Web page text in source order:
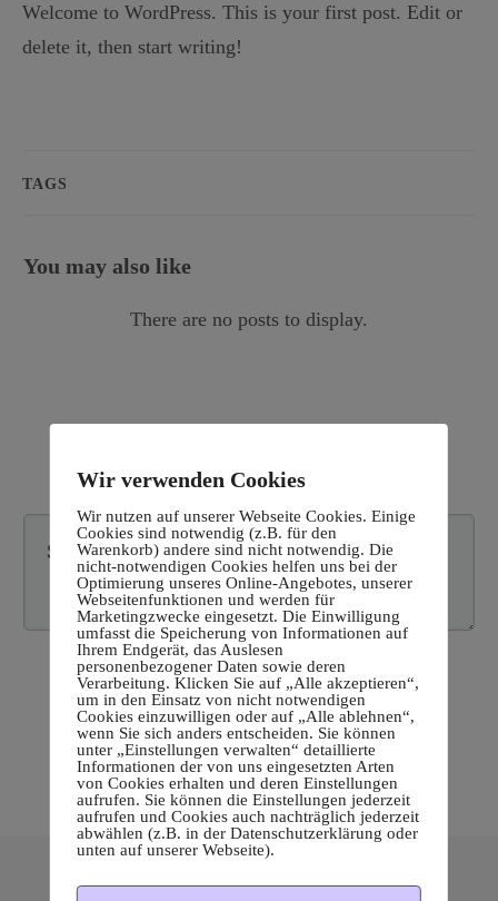
Welcome to WordPress. This is your first post. Edit or
delete it, then start writing!
TAGS
You may also like
Login on website
Wir verwenden Cookies
Wir nutzen auf unserer Webseite Cookies. Einige
Cookies sind notwendig (z.B. für den
Warenkorb) andere sind nicht notwendig. Die
nicht-notwendigen Cookies helfen uns bei der
Optimierung unseres Online-Angebotes, unserer
Webseitenfunktionen und werden für
Marketingzwecke eingesetzt. Die Einwilligung
umfasst die Speicherung von Informationen auf
Ihrem Endgerät, das Auslesen
personenbezogener Daten sowie deren
Verarbeitung. Klicken Sie auf „Alle akzeptieren“,
um in den Einsatz von nicht notwendigen
Cookies einzuwilligen oder auf „Alle ablehnen“,
wenn Sie sich anders entscheiden. Sie können
unter „Einstellungen verwalten“ detaillierte
Informationen der von uns eingesetzten Arten
von Cookies erhalten und deren Einstellungen
aufrufen. Sie können die Einstellungen jederzeit
aufrufen und Cookies auch nachträglich jederzeit
abwählen (z.B. in der Datenschutzerklärung oder
unten auf unserer Webseite).